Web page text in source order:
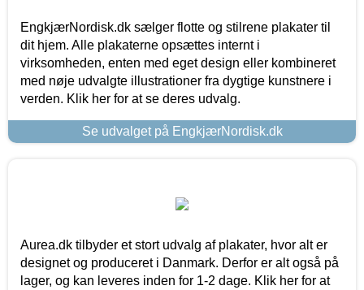
EngkjærNordisk.dk sælger flotte og stilrene plakater til
dit hjem. Alle plakaterne opsættes internt i
virksomheden, enten med eget design eller kombineret
med nøje udvalgte illustrationer fra dygtige kunstnere i
verden. Klik her for at se deres udvalg.
Se udvalget på EngkjærNordisk.dk
Aurea.dk tilbyder et stort udvalg af plakater, hvor alt er
designet og produceret i Danmark. Derfor er alt også på
lager, og kan leveres inden for 1-2 dage. Klik her for at